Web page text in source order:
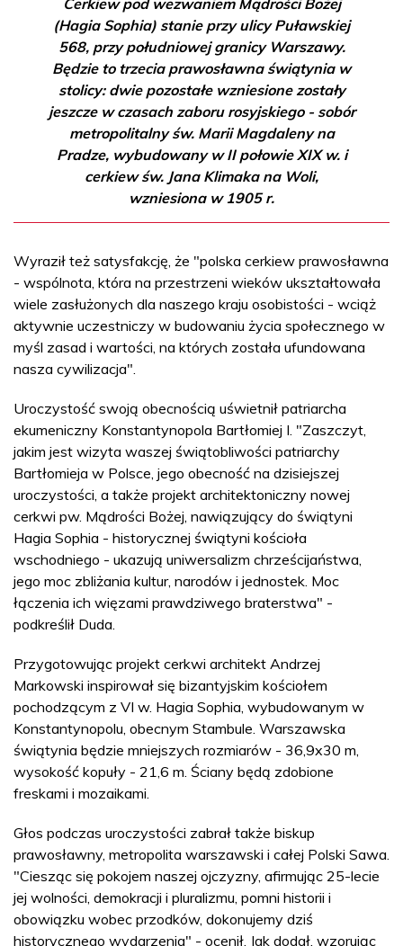
(Hagia Sophia) stanie przy ulicy Puławskiej
568, przy południowej granicy Warszawy.
Będzie to trzecia prawosławna świątynia w
stolicy: dwie pozostałe wzniesione zostały
jeszcze w czasach zaboru rosyjskiego - sobór
metropolitalny św. Marii Magdaleny na
Pradze, wybudowany w II połowie XIX w. i
cerkiew św. Jana Klimaka na Woli,
wzniesiona w 1905 r.
Wyraził też satysfakcję, że "polska cerkiew prawosławna
- wspólnota, która na przestrzeni wieków ukształtowała
wiele zasłużonych dla naszego kraju osobistości - wciąż
aktywnie uczestniczy w budowaniu życia społecznego w
myśl zasad i wartości, na których została ufundowana
nasza cywilizacja".
Uroczystość swoją obecnością uświetnił patriarcha
ekumeniczny Konstantynopola Bartłomiej I. "Zaszczyt,
jakim jest wizyta waszej świątobliwości patriarchy
Bartłomieja w Polsce, jego obecność na dzisiejszej
uroczystości, a także projekt architektoniczny nowej
cerkwi pw. Mądrości Bożej, nawiązujący do świątyni
Hagia Sophia - historycznej świątyni kościoła
wschodniego - ukazują uniwersalizm chrześcijaństwa,
jego moc zbliżania kultur, narodów i jednostek. Moc
łączenia ich więzami prawdziwego braterstwa" -
podkreślił Duda.
Przygotowując projekt cerkwi architekt Andrzej
Markowski inspirował się bizantyjskim kościołem
pochodzącym z VI w. Hagia Sophia, wybudowanym w
Konstantynopolu, obecnym Stambule. Warszawska
świątynia będzie mniejszych rozmiarów - 36,9x30 m,
wysokość kopuły - 21,6 m. Ściany będą zdobione
freskami i mozaikami.
Głos podczas uroczystości zabrał także biskup
prawosławny, metropolita warszawski i całej Polski Sawa.
"Ciesząc się pokojem naszej ojczyzny, afirmując 25-lecie
jej wolności, demokracji i pluralizmu, pomni historii i
obowiązku wobec przodków, dokonujemy dziś
historycznego wydarzenia" - ocenił. Jak dodał, wzorując